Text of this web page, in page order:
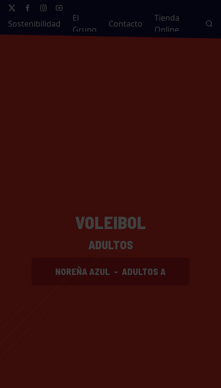
Sostenibilidad
El
Grupo
Contacto
Tienda
Online
VOLEIBOL
ADULTOS
NOREÑA AZUL - ADULTOS A